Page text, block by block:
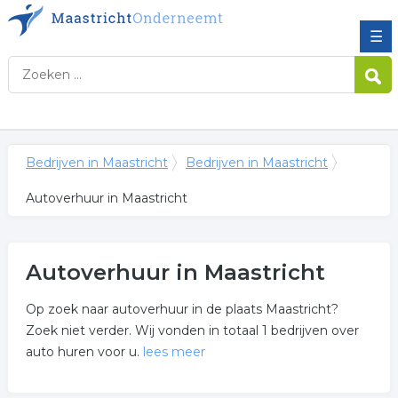
☰
Bedrijven in Maastricht Bedrijven in Maastricht
Autoverhuur in Maastricht
Autoverhuur in Maastricht
Op zoek naar autoverhuur in de plaats Maastricht?
Zoek niet verder. Wij vonden in totaal 1 bedrijven over
auto huren voor u. lees meer